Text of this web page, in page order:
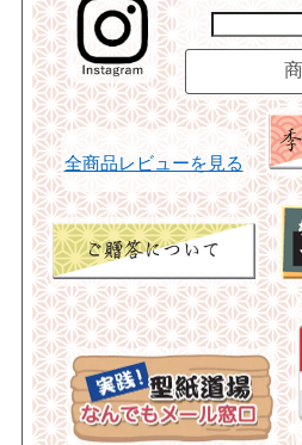
全商品レビューを見る